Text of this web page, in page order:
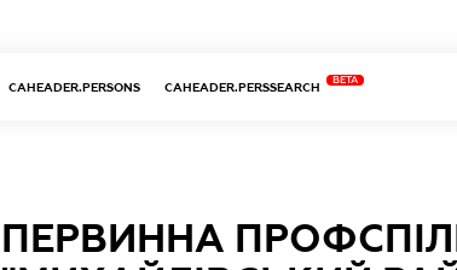
CAHEADER.PERSONS CAHEADER.PERSSEARCH
BETA
ПЕРВИННА